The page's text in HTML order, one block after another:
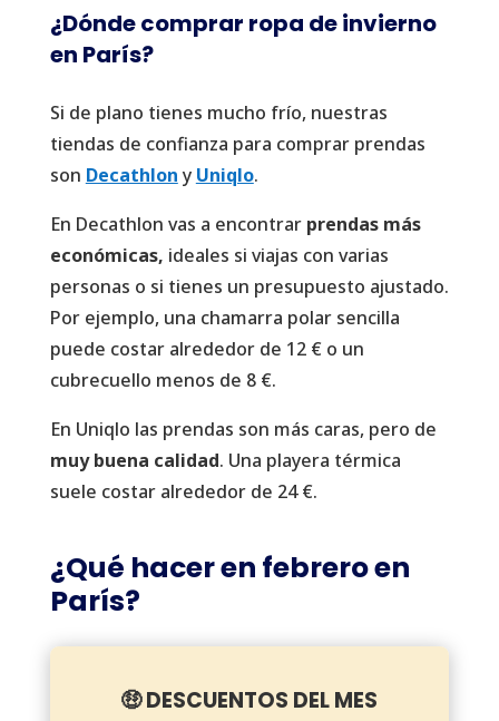
¿Dónde comprar ropa de invierno
en París?
Si de plano tienes mucho frío, nuestras
tiendas de confianza para comprar prendas
son Decathlon y Uniqlo.
En Decathlon vas a encontrar prendas más
económicas, ideales si viajas con varias
personas o si tienes un presupuesto ajustado.
Por ejemplo, una chamarra polar sencilla
puede costar alrededor de 12 € o un
cubrecuello menos de 8 €.
En Uniqlo las prendas son más caras, pero de
muy buena calidad. Una playera térmica
suele costar alrededor de 24 €.
¿Qué hacer en febrero en
París?
🤑 DESCUENTOS DEL MES